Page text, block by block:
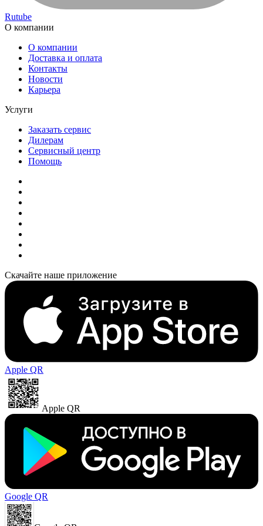
Rutube
О компании
О компании
Доставка и оплата
Контакты
Новости
Карьера
Услуги
Заказать сервис
Дилерам
Сервисный центр
Помощь
Скачайте наше приложение
Apple QR
Apple QR
Google QR